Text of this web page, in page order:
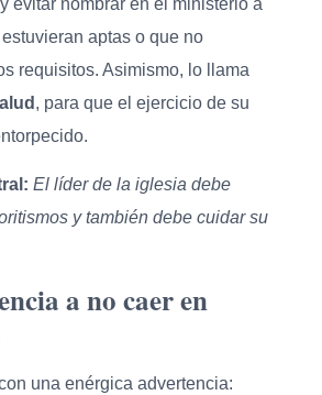
evitar nombrar en el ministerio a
aptas o que no
requisitos. Asimismo, lo llama
, para que el ejercicio de su
El líder de la iglesia debe
y también debe cuidar su
a no caer en
una enérgica advertencia: